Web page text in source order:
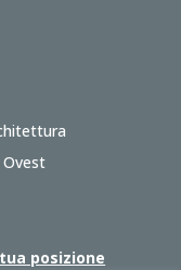
Ovest
posizione